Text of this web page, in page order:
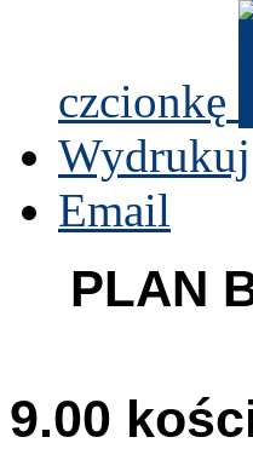
czcionkę
Wydrukuj
Email
PLAN
9.00